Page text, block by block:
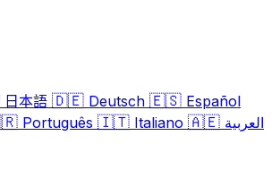
日本語 🇩🇪 Deutsch 🇪🇸 Español
Português 🇮🇹 Italiano 🇦🇪 العربية